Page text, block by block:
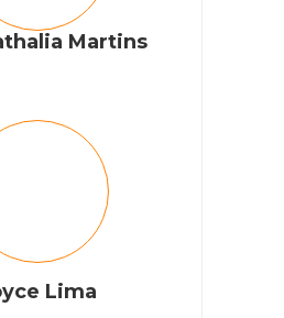
Martins
Lima